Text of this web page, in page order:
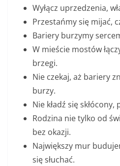
Wyłącz uprzedzenia,
Przestańmy się mijać,
Bariery burzymy
W mieście mostów
brzegi.
Nie czekaj, aż bariery
burzy.
Nie kładź się
Rodzina nie tylko od
bez okazji.
Największy mur
się słuchać.